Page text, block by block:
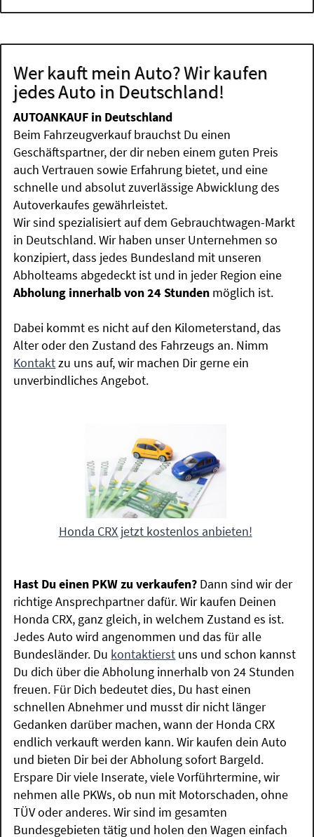
Wer kauft mein Auto? Wir kaufen
jedes Auto in Deutschland!
AUTOANKAUF in Deutschland
Beim Fahrzeugverkauf brauchst Du einen
Geschäftspartner, der dir neben einem guten Preis
auch Vertrauen sowie Erfahrung bietet, und eine
schnelle und absolut zuverlässige Abwicklung des
Autoverkaufes gewährleistet.
Wir sind spezialisiert auf dem Gebrauchtwagen-Markt
in Deutschland. Wir haben unser Unternehmen so
konzipiert, dass jedes Bundesland mit unseren
Abholteams abgedeckt ist und in jeder Region eine
Abholung innerhalb von 24 Stunden möglich ist.
Dabei kommt es nicht auf den Kilometerstand, das
Alter oder den Zustand des Fahrzeugs an. Nimm
Kontaktzu uns auf, wir machen Dir gerne ein
unverbindliches Angebot.
Honda CRX jetzt kostenlos anbieten!
Hast Du einen PKW zu verkaufen? Dann sind wir der
richtige Ansprechpartner dafür. Wir kaufen Deinen
Honda CRX, ganz gleich, in welchem Zustand es ist.
Jedes Auto wird angenommen und das für alle
Bundesländer. Du kontaktierst uns und schon kannst
Du dich über die Abholung innerhalb von 24 Stunden
freuen. Für Dich bedeutet dies, Du hast einen
schnellen Abnehmer und musst dir nicht länger
Gedanken darüber machen, wann der Honda CRX
endlich verkauft werden kann. Wir kaufen dein Auto
und bieten Dir bei der Abholung sofort Bargeld.
Erspare Dir viele Inserate, viele Vorführtermine, wir
nehmen alle PKWs, ob nun mit Motorschaden, ohne
TÜV oder anderes. Wir sind im gesamten
Bundesgebieten tätig und holen den Wagen einfach